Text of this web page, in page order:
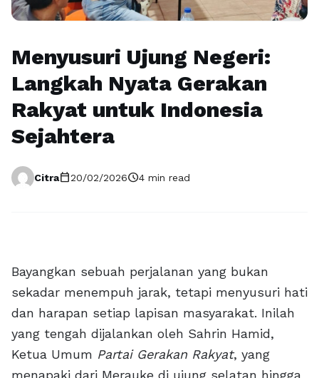
Menyusuri Ujung Negeri:
Langkah Nyata Gerakan
Rakyat untuk Indonesia
Sejahtera
Citracalendar_today20/02/2026schedule4 min read
Bayangkan sebuah perjalanan yang bukan
sekadar menempuh jarak, tetapi menyusuri hati
dan harapan setiap lapisan masyarakat. Inilah
yang tengah dijalankan oleh Sahrin Hamid,
Ketua Umum Partai Gerakan Rakyat, yang